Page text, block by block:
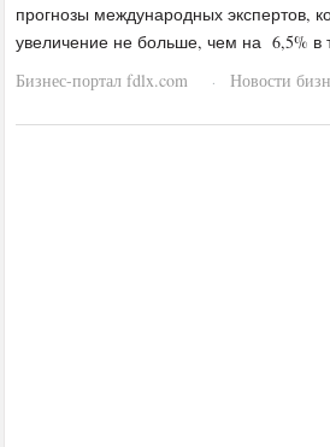
прогнозы международных экспертов,
увеличение не больше, чем на 6,5%
Бизнес-портал fdlx.com
· Новости